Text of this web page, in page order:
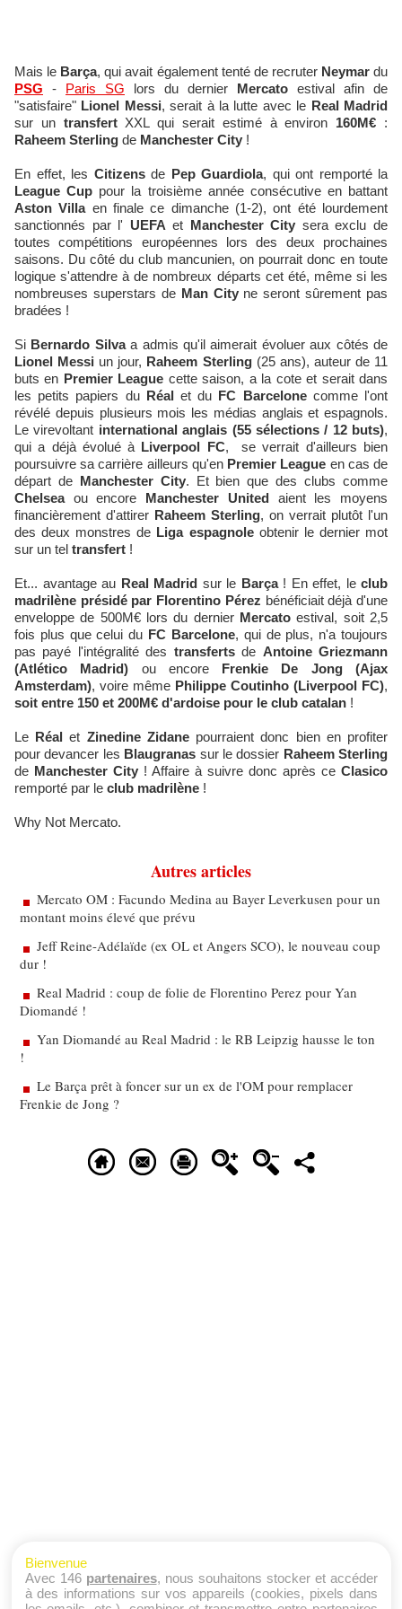
Mais le Barça, qui avait également tenté de recruter Neymardu
PSG - Paris SG lors du dernier Mercato estival afin de
"satisfaire" Lionel Messi, serait à la lutte avec le Real Madrid
sur un transfert XXL qui serait estimé à environ 160M€ :
Raheem Sterling de Manchester City !
En effet, les Citizensde Pep Guardiola, qui ont remporté la
League Cup pour la troisième année consécutive en battant
Aston Villaen finale ce dimanche (1-2), ont été lourdement
sanctionnés par l' UEFA et Manchester City sera exclu de
toutes compétitions européennes lors des deux prochaines
saisons. Du côté du club mancunien, on pourrait donc en toute
logique s'attendre à de nombreux départs cet été, même si les
nombreuses superstars de Man Cityne seront sûrement pas
bradées !
Si Bernardo Silvaa admis qu'il aimerait évoluer aux côtés de
Lionel Messi un jour, Raheem Sterling(25 ans), auteur de 11
buts en Premier League cette saison, a la cote et serait dans
les petits papiers du Réal et du FC Barcelonecomme l'ont
révélé depuis plusieurs mois les médias anglais et espagnols.
Le virevoltant international anglais (55 sélections / 12 buts),
qui a déjà évolué à Liverpool FC, se verrait d'ailleurs bien
poursuivre sa carrière ailleurs qu'en Premier League en cas de
départ de Manchester City. Et bien que des clubs comme
Chelseaou encore Manchester Unitedaient les moyens
financièrement d'attirer Raheem Sterling, on verrait plutôt l'un
des deux monstres de Liga espagnoleobtenir le dernier mot
sur un tel transfert !
Et... avantage au Real Madrid sur le Barça! En effet, le club
madrilène présidé par Florentino Pérez bénéficiait déjà d'une
enveloppe de 500M€ lors du dernier Mercato estival, soit 2,5
fois plus que celui du FC Barcelone, qui de plus, n'a toujours
pas payé l'intégralité des transfertsde Antoine Griezmann
(Atlético Madrid) ou encore Frenkie De Jong (Ajax
Amsterdam), voire même Philippe Coutinho (Liverpool FC),
soit entre 150 et 200M€ d'ardoise pour le club catalan !
Le Réal et Zinedine Zidanepourraient donc bien en profiter
pour devancer les Blaugranas sur le dossier Raheem Sterling
de Manchester City ! Affaire à suivre donc après ce Clasico
remporté par le club madrilène !
Why Not Mercato.
Autres articles
Mercato OM : Facundo Medina au Bayer Leverkusen pour un
montant moins élevé que prévu
Jeff Reine-Adélaïde (ex OL et Angers SCO), le nouveau coup
dur !
Real Madrid : coup de folie de Florentino Perez pour Yan
Diomandé !
Yan Diomandé au Real Madrid : le RB Leipzig hausse le ton
!
Le Barça prêt à foncer sur un ex de l'OM pour remplacer
Frenkie de Jong ?
Bienvenue
Avec 146 partenaires, nous souhaitons stocker et accéder
à des informations sur vos appareils (cookies, pixels dans